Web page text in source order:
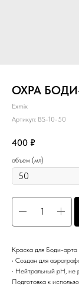
ОХРА
Exmix
Артикул: BS-10-50
400 ₽
объем (мл)
Краска для Боди-
• Создан для
• Нейтральный pH, не
Подготовка к